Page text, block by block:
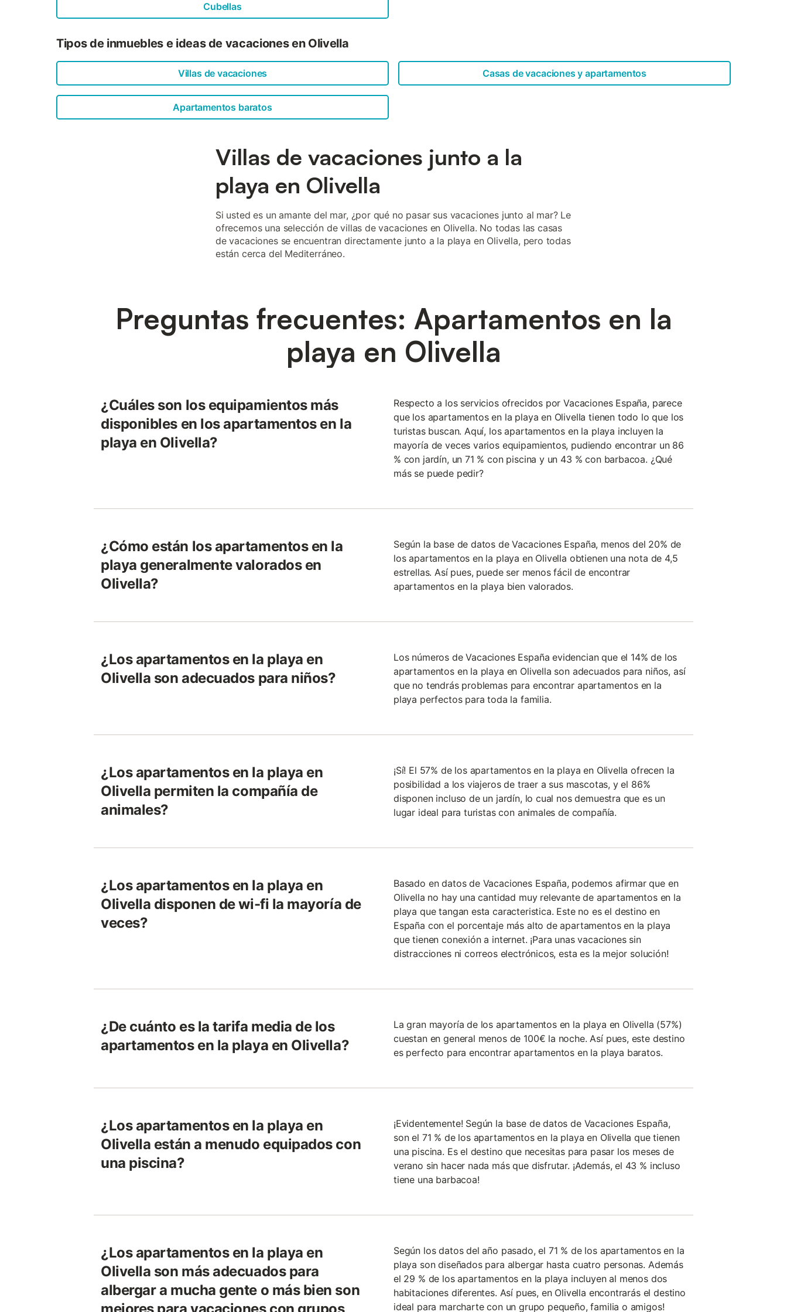
Cubellas
Tipos de inmuebles e ideas de vacaciones en Olivella
Villas de vacaciones Casas de vacaciones y apartamentos
Apartamentos baratos
Villas de vacaciones junto a la
playa en Olivella
Si usted es un amante del mar, ¿por qué no pasar sus vacaciones junto al mar? Le
ofrecemos una selección de villas de vacaciones en Olivella. No todas las casas
de vacaciones se encuentran directamente junto a la playa en Olivella, pero todas
están cerca del Mediterráneo.
Preguntas frecuentes: Apartamentos en la
playa en Olivella
¿Cuáles son los equipamientos más
disponibles en los apartamentos en la
playa en Olivella?
Respecto a los servicios ofrecidos por Vacaciones España, parece
que los apartamentos en la playa en Olivella tienen todo lo que los
turistas buscan. Aquí, los apartamentos en la playa incluyen la
mayoría de veces varios equipamientos, pudiendo encontrar un 86
% con jardín, un 71 % con piscina y un 43 % con barbacoa. ¿Qué
más se puede pedir?
¿Cómo están los apartamentos en la
playa generalmente valorados en
Olivella?
Según la base de datos de Vacaciones España, menos del 20% de
los apartamentos en la playa en Olivella obtienen una nota de 4,5
estrellas. Así pues, puede ser menos fácil de encontrar
apartamentos en la playa bien valorados.
¿Los apartamentos en la playa en
Olivella son adecuados para niños?
Los números de Vacaciones España evidencian que el 14% de los
apartamentos en la playa en Olivella son adecuados para niños, así
que no tendrás problemas para encontrar apartamentos en la
playa perfectos para toda la familia.
¿Los apartamentos en la playa en
Olivella permiten la compañía de
animales?
¡Sí! El 57% de los apartamentos en la playa en Olivella ofrecen la
posibilidad a los viajeros de traer a sus mascotas, y el 86%
disponen incluso de un jardín, lo cual nos demuestra que es un
lugar ideal para turistas con animales de compañía.
¿Los apartamentos en la playa en
Olivella disponen de wi-fi la mayoría de
veces?
Basado en datos de Vacaciones España, podemos afirmar que en
Olivella no hay una cantidad muy relevante de apartamentos en la
playa que tangan esta caracteristica. Este no es el destino en
España con el porcentaje más alto de apartamentos en la playa
que tienen conexión a internet. ¡Para unas vacaciones sin
distracciones ni correos electrónicos, esta es la mejor solución!
¿De cuánto es la tarifa media de los
apartamentos en la playa en Olivella?
La gran mayoría de los apartamentos en la playa en Olivella (57%)
cuestan en general menos de 100€ la noche. Así pues, este destino
es perfecto para encontrar apartamentos en la playa baratos.
¿Los apartamentos en la playa en
Olivella están a menudo equipados con
una piscina?
¡Evidentemente! Según la base de datos de Vacaciones España,
son el 71 % de los apartamentos en la playa en Olivella que tienen
una piscina. Es el destino que necesitas para pasar los meses de
verano sin hacer nada más que disfrutar. ¡Además, el 43 % incluso
tiene una barbacoa!
¿Los apartamentos en la playa en
Olivella son más adecuados para
albergar a mucha gente o más bien son
Según los datos del año pasado, el 71 % de los apartamentos en la
playa son diseñados para albergar hasta cuatro personas. Además
el 29 % de los apartamentos en la playa incluyen al menos dos
habitaciones diferentes. Así pues, en Olivella encontrarás el destino
ideal para marcharte con un grupo pequeño, familia o amigos!